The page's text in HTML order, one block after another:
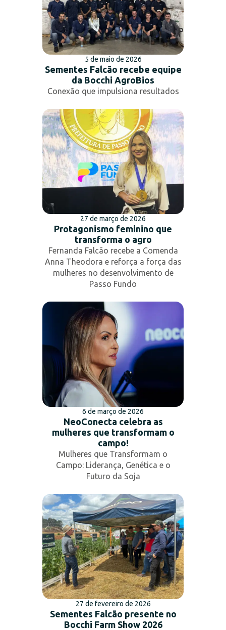
5 de maio de 2026
Sementes Falcão recebe equipe
da Bocchi AgroBios
Conexão que impulsiona resultados
27 de março de 2026
Protagonismo feminino que
transforma o agro
Fernanda Falcão recebe a Comenda
Anna Theodora e reforça a força das
mulheres no desenvolvimento de
Passo Fundo
6 de março de 2026
NeoConecta celebra as
mulheres que transformam o
campo!
Mulheres que Transformam o
Campo: Liderança, Genética e o
Futuro da Soja
27 de fevereiro de 2026
Sementes Falcão presente no
Bocchi Farm Show 2026